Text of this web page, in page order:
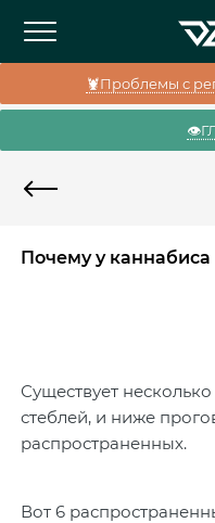
🦞Проблемы с
Почему у каннабиса
Существует
стеблей, и ниже
распространенных.
Вот 6